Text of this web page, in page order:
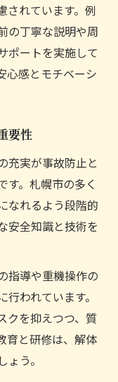
されています。例
の丁寧な説明や周
ポートを実施して
心感とモチベーシ
要性
充実が事故防止と
す。札幌市の多く
なれるよう段階的
安全知識と技術を
指導や重機操作の
われています。
クを抑えつつ、質
育と研修は、解体
う。